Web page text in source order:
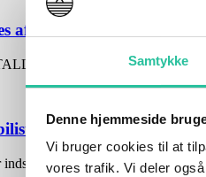
Samtykke
Denne hjemmeside
Vi bruger cookies til at
vores trafik. Vi deler
af Estate Bornholm
MULIGHEDER Rigtig
kørte for stærkt
for at få bilisterne til at